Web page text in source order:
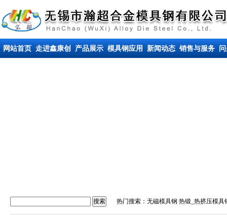
网站首页 走进鑫康创 产品展示 模具钢应用 新闻动态 销售与服务
热门搜索： 无磁模具钢 热锻_热挤压模具